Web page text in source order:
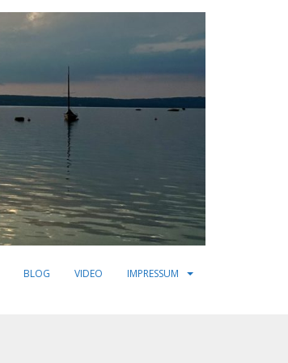
BLOG VIDEO IMPRESSUM